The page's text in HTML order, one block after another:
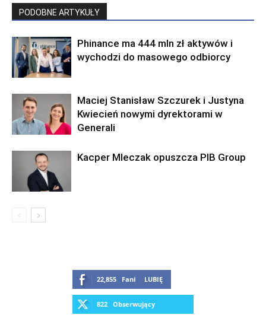
PODOBNE ARTYKUŁY
Phinance ma 444 mln zł aktywów i
wychodzi do masowego odbiorcy
Maciej Stanisław Szczurek i Justyna
Kwiecień nowymi dyrektorami w
Generali
Kacper Mleczak opuszcza PIB Group
22,855 Fani LUBIĘ
822 Obserwujący